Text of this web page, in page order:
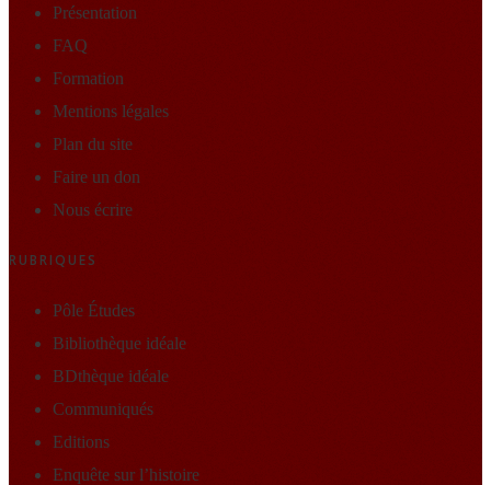
Présentation
FAQ
Formation
Mentions légales
Plan du site
Faire un don
Nous écrire
RUBRIQUES
Pôle Études
Bibliothèque idéale
BDthèque idéale
Communiqués
Editions
Enquête sur l’histoire